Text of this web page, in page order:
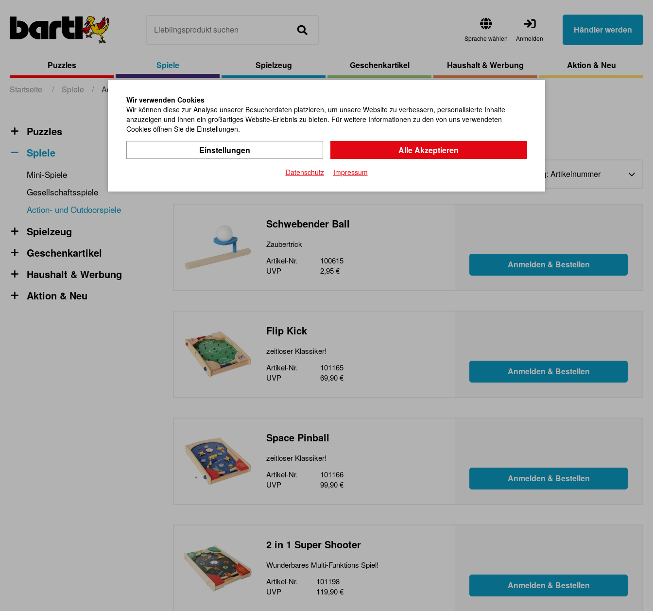
Sprache wählen Anmelden
Händler werden
Puzzles Spiele Spielzeug Geschenkartikel Haushalt & Werbung Aktion & Neu
Startseite / Spiele / Action- und Outdoorspiele
Puzzles
Spiele
Mini-Spiele
Gesellschaftsspiele
Action- und Outdoorspiele
Spielzeug
Geschenkartikel
Haushalt & Werbung
Aktion & Neu
Action- und Outdoorspiele
Schwebender Ball
Zaubertrick
Artikel-Nr.
100615
UVP
2,95 €
Flip Kick
zeitloser Klassiker!
Artikel-Nr.
101165
UVP
69,90 €
Space Pinball
zeitloser Klassiker!
Artikel-Nr.
101166
UVP
99,90 €
2 in 1 Super Shooter
Wunderbares Multi-Funktions Spiel!
Artikel-Nr.
101198
UVP
119,90 €
Wir verwenden Cookies
Wir können diese zur Analyse unserer Besucherdaten platzieren, um unsere Website zu verbessern, personalisierte Inhalte
anzuzeigen und Ihnen ein großartiges Website-Erlebnis zu bieten. Für weitere Informationen zu den von uns verwendeten
Cookies öffnen Sie die Einstellungen.
Einstellungen Alle Akzeptieren
Datenschutz Impressum